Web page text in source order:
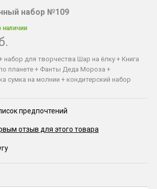
набор №109
наличии
для творчества Шар на ёлку + Книга
планете + Фанты Деда Мороза +
сумка на молнии + кондитерский набор
предпочтений
отзыв для этого товара